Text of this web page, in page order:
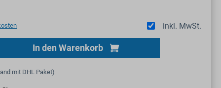
inkl. MwSt.
den gewünschten Wert ein oder
In den Warenkorb
mit DHL Paket)